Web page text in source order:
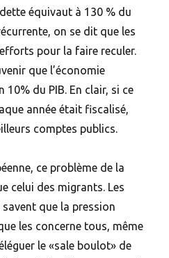
équivaut à 130 % du
on se dit que les
pour la faire reculer.
que l’économie
10% du PIB. En clair, si ce
année était fiscalisé,
comptes publics.
ce problème de la
celui des migrants. Les
savent que la pression
les concerne tous, même
le «sale boulot» de